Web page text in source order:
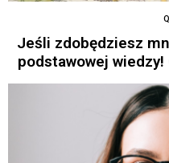
Jeśli zdobędziesz
podstawowej